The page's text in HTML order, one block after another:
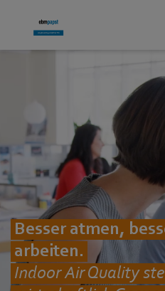
Besser atmen,
arbeiten.
Indoor Air Quality